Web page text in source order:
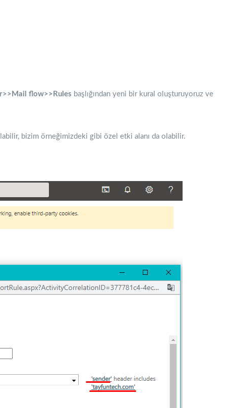
flow>>Rules başlığından yeni bir kural oluşturuyoruz ve
bizim örneğimizdeki gibi özel etki alanı da olabilir.